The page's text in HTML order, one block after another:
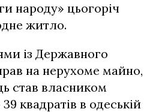
народу» цьогоріч
житло.
із Державного
на нерухоме майно,
став власником
квадратів в одеській